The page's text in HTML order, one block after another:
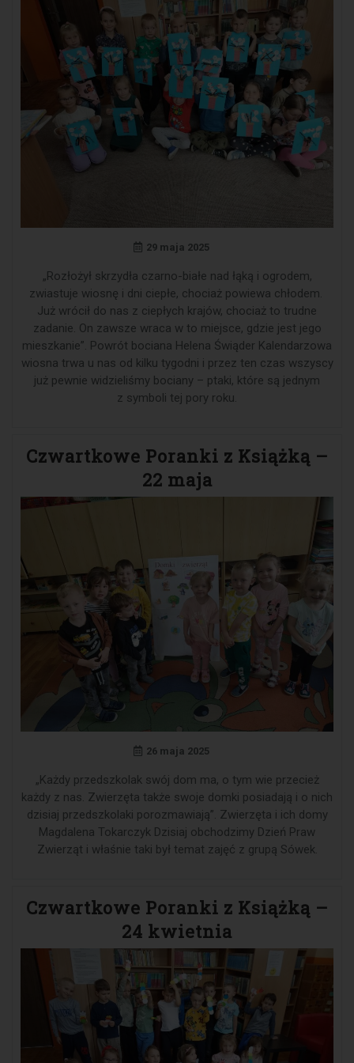
29 maja 2025
„Rozłożył skrzydła czarno-białe nad łąką i ogrodem,
zwiastuje wiosnę i dni ciepłe, chociaż powiewa chłodem.
Już wrócił do nas z ciepłych krajów, chociaż to trudne
zadanie. On zawsze wraca w to miejsce, gdzie jest jego
mieszkanie”. Powrót bociana Helena Świąder Kalendarzowa
wiosna trwa u nas od kilku tygodni i przez ten czas wszyscy
już pewnie widzieliśmy bociany – ptaki, które są jednym
z symboli tej pory roku.
Czwartkowe Poranki z Książką –
22 maja
26 maja 2025
„Każdy przedszkolak swój dom ma, o tym wie przecież
każdy z nas. Zwierzęta także swoje domki posiadają i o nich
dzisiaj przedszkolaki porozmawiają”. Zwierzęta i ich domy
Magdalena Tokarczyk Dzisiaj obchodzimy Dzień Praw
Zwierząt i właśnie taki był temat zajęć z grupą Sówek.
Czwartkowe Poranki z Książką –
24 kwietnia